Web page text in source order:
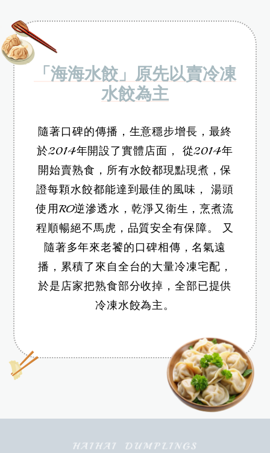
「海海水餃」原先以賣冷凍
水餃為主
隨著口碑的傳播，生意穩步增長，最終
於2014年開設了實體店面，
從2014年
開始賣熟食，所有水餃都現點現煮，保
證每顆水餃都能達到最佳的風味，
湯頭
使用RO逆滲透水，乾淨又衛生，烹煮流
程順暢絕不馬虎，品質安全有保障。
又
隨著多年來老饕的口碑相傳，名氣遠
播，累積了來自全台的大量冷凍宅配，
於是店家把熟食部分收掉，全部已提供
冷凍水餃為主。